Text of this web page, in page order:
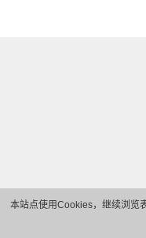
本站点使用Cookies，继续浏览